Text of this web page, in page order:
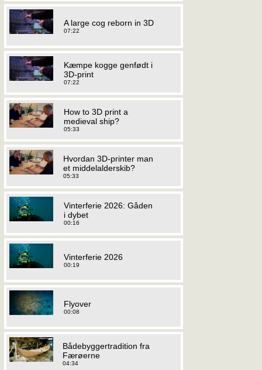
A large cog reborn in 3D
07:22
Kæmpe kogge genfødt i
3D-print
07:22
How to 3D print a
medieval ship?
05:33
Hvordan 3D-printer man
et middelalderskib?
05:33
Vinterferie 2026: Gåden
i dybet
00:16
Vinterferie 2026
00:19
Flyover
00:08
Bådebyggertradition fra
Færøerne
04:34